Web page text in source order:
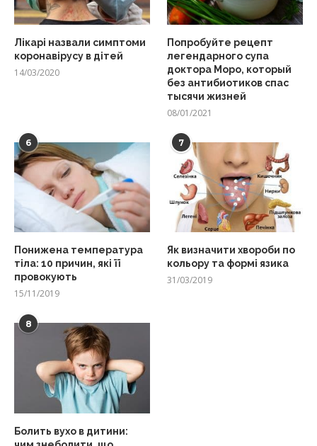
Лікарі назвали симптоми
коронавірусу в дітей
14/03/2020
Попробуйте рецепт
легендарного супа
доктора Моро, который
без антибиотиков спас
тысячи жизней
08/01/2021
6
Понижена температура
тіла: 10 причин, які її
провокують
15/11/2019
7
Як визначити хвороби по
кольору та формі язика
31/03/2019
8
Болить вухо в дитини: